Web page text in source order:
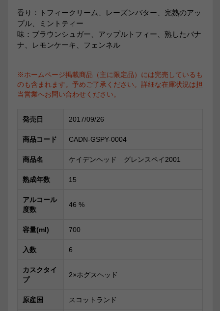
香り：トフィークリーム、レーズンバター、完熟のアッ
プル、ミントティー
味：ブラウンシュガー、アップルトフィー、熟したバナ
ナ、レモンケーキ、フェンネル
※ホームページ掲載商品（主に限定品）には完売しているも
のも含まれます。予めご了承ください。詳細な在庫状況は担
当営業へお問い合わせください。
発売日 2017/09/26
商品コード CADN-GSPY-0004
商品名 ケイデンヘッド グレンスペイ2001
熟成年数 15
アルコール
度数
46 %
容量(ml) 700
入数 6
カスクタイ
プ
2×ホグスヘッド
原産国 スコットランド